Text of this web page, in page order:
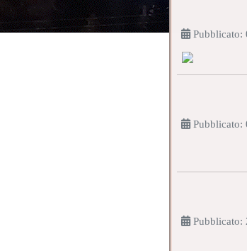
Pubblicato:
Pubblicato:
Pubblicato: